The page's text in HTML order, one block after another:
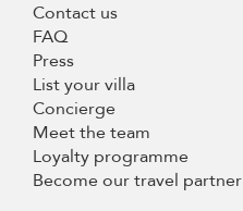
Contact us
FAQ
Press
List your villa
Concierge
Meet the team
Loyalty programme
Become our travel partner